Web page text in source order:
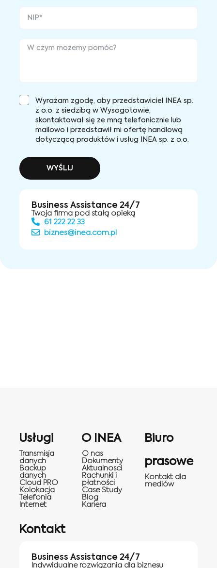
Wyrażam zgodę, aby przedstawiciel INEA sp.
z o.o. z siedzibą w Wysogotowie,
skontaktował się ze mną telefonicznie lub
mailowo i przedstawił mi ofertę handlową
dotyczącą produktów i usług INEA sp. z o.o.
WYŚLIJ
Business Assistance 24/7
Twoja firma pod stałą opieką
61 222 22 33
biznes@inea.com.pl
Usługi
Transmisja
danych
Backup
danych
Cloud PRO
Kolokacja
Telefonia
Internet
O INEA
O nas
Dokumenty
Aktualnosci
Rachunki i
płatności
Case Study
Blog
Kariera
Biuro
prasowe
Kontakt dla
mediów
Kontakt
Business Assistance 24/7
Indywidualne rozwiązania dla biznesu